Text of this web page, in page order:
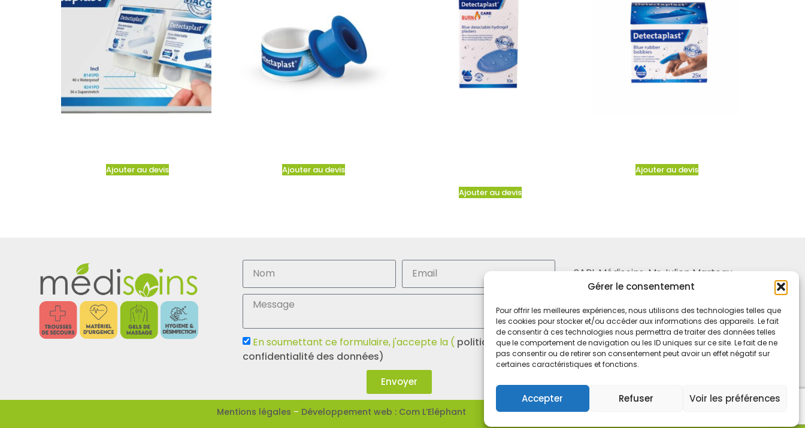
Gérer le consentement
Pour offrir les meilleures expériences, nous utilisons des technologies telles que
les cookies pour stocker et/ou accéder aux informations des appareils. Le fait
de consentir à ces technologies nous permettra de traiter des données telles
que le comportement de navigation ou les ID uniques sur ce site. Le fait de ne
pas consentir ou de retirer son consentement peut avoir un effet négatif sur
certaines caractéristiques et fonctions.
Accepter Refuser Voir les préférences
Ajouter au devis
Ajouter au devis
Ajouter au devis
Ajouter au devis
En soumettant ce formulaire, j'accepte la ( politique de
confidentialité des données)
Envoyer
SARL Médisoins, Mr Julien Marteau
53000 LAVAL – FRANCE
Tel. 02 43 65 90 45
Mobile 06 21 20 42 44
Mentions légales – Développement web : Com L’Eléphant